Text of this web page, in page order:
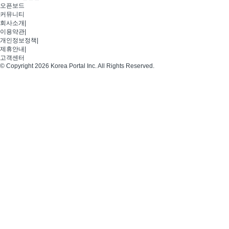
오픈보드
커뮤니티
회사소개
이용약관
개인정보정책
제휴안내
고객센터
© Copyright 2026 Korea Portal Inc. All Rights Reserved.